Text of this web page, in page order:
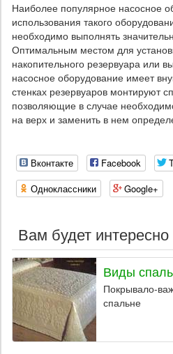
Наиболее популярное насосное
использования такого
необходимо выполнять
Оптимальным местом для
накопительного резервуара или
насосное оборудование имеет
стенках резервуаров монтируют
позволяющие в случае
на верх и заменить в нем
Вконтакте Facebook
Одноклассники
Google+
Вам будет интересно
Виды
Покрывало-
спальне